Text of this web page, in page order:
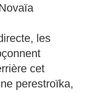
les
cet
perestroïka,